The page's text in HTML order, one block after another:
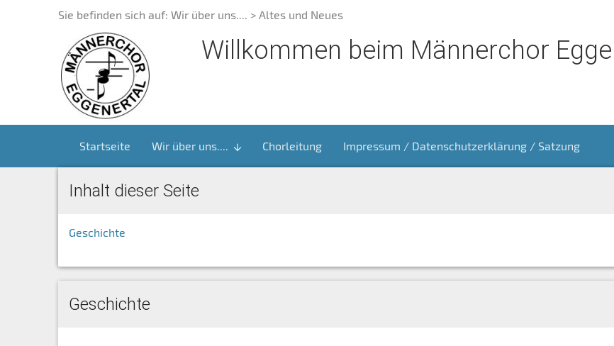
Sie befinden sich auf: Wir über uns.... > Altes und Neues
Willkommen beim Männerchor
Startseite Wir über uns.... arrow_downward Chorleitung Impressum / Datenschutzerklärung / Satzung
Inhalt dieser Seite
Geschichte
Geschichte